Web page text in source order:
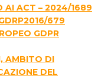
AI ACT – 2024/1689
679
GDPR
AMBITO DI
DEL